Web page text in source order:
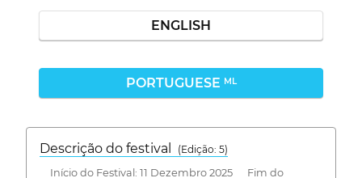
ENGLISH
PORTUGUESE ML
Descrição do festival
(Edição: 5)
Início do Festival: 11 Dezembro 2025 Fim do